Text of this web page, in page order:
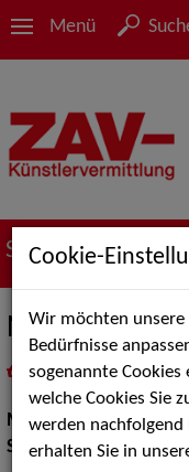
Menü
Suche nach
Nasser Kilada
inMeine Merkliste
Musik:Instrumental
Stilistik:Jazz
Cookie-
Wir möchten
Bedürfnisse
sogenannte Cookies
welche Cookies Sie
werden
erhalten Sie in